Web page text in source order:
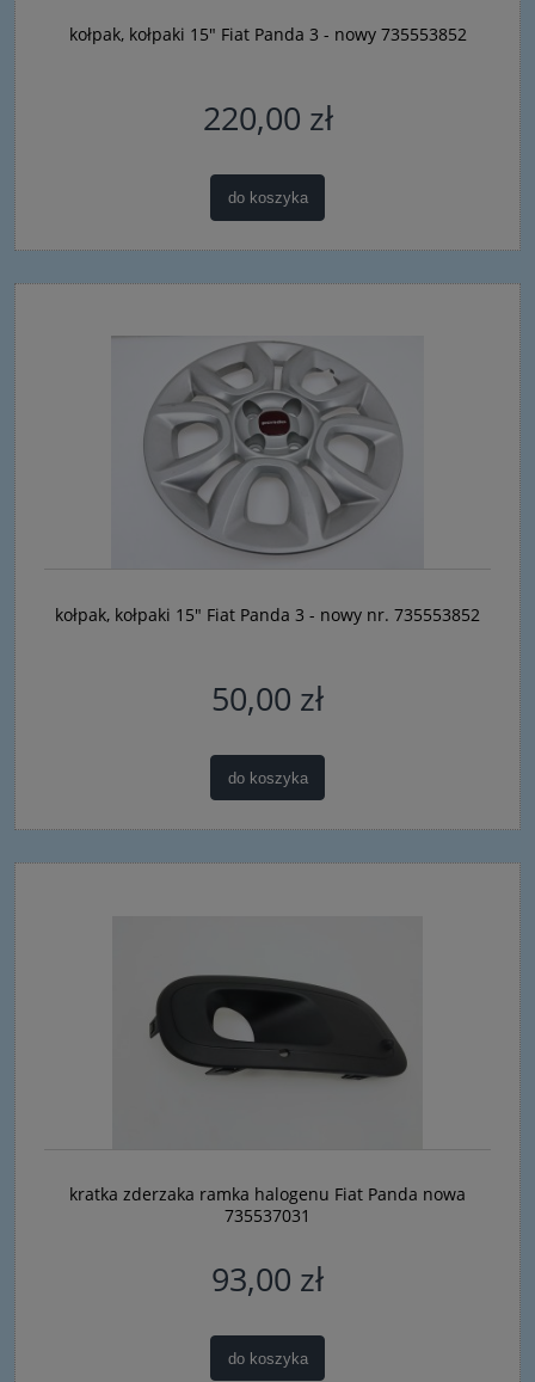
kołpak, kołpaki 15" Fiat Panda 3 - nowy 735553852
220,00 zł
do koszyka
kołpak, kołpaki 15" Fiat Panda 3 - nowy nr. 735553852
50,00 zł
do koszyka
kratka zderzaka ramka halogenu Fiat Panda nowa
735537031
93,00 zł
do koszyka